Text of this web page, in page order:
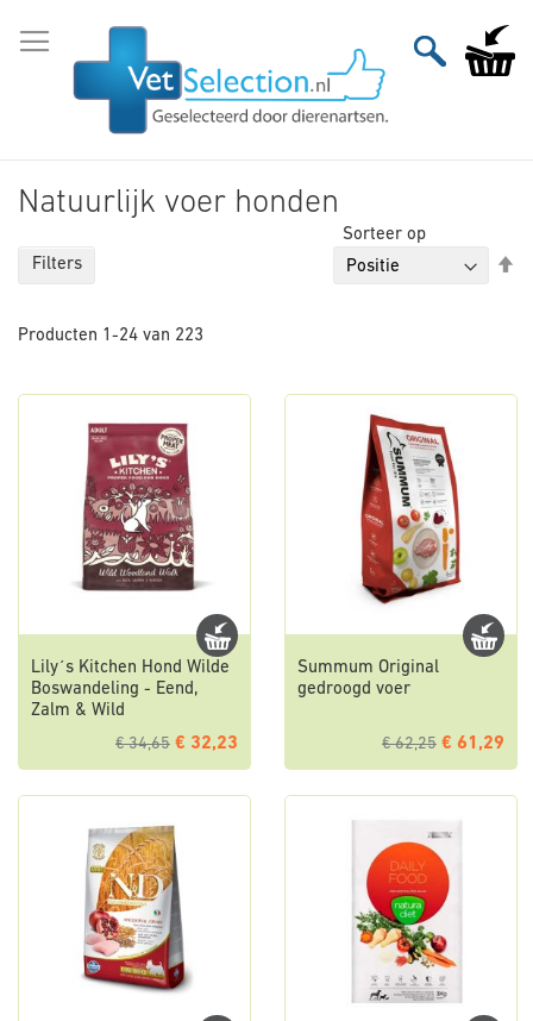
naar
Natuurlijk voer honden
Producten 1 -24 van 223
Sorteer op
Lily´s Kitchen Hond Wilde
Boswandeling - Eend,
Zalm & Wild
€ 34,65 € 32,23
Summum Original
gedroogd voer
€ 62,25 € 61,29
Filters